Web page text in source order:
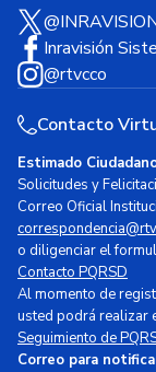
Inravisión
@rtvcco
Contacto
Estimado
Solicitudes y
Correo Oficial
o diligenciar el
Contacto PQRSD
Al momento de
usted podrá realizar
Seguimiento de
Correo para